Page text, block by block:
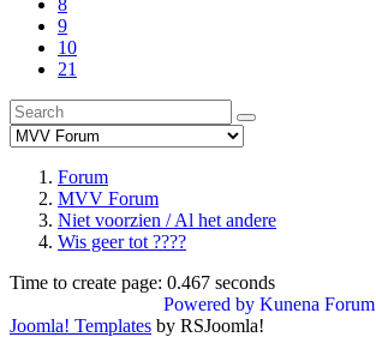
9
10
21
Forum
MVV Forum
Niet voorzien / Al het andere
Wis geer tot ????
Time to create page: 0.467 seconds
Powered by Kunena Forum
Joomla! Templates by RSJoomla!